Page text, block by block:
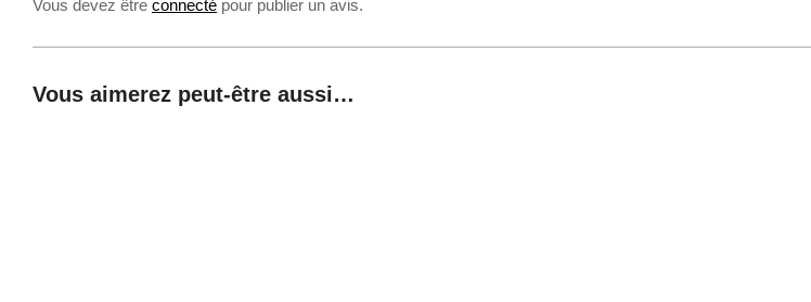
Vous devez être connecté pour publier un avis.
Vous aimerez peut-être aussi…